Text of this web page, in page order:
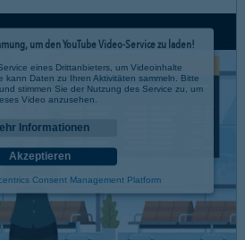
um den YouTube Video-Service zu laden!
eines Drittanbieters, um Videoinhalte
kann Daten zu Ihren Aktivitäten sammeln. Bitte
stimmen Sie der Nutzung des Service zu, um
Video anzusehen.
Informationen
Akzeptieren
Consent Management Platform